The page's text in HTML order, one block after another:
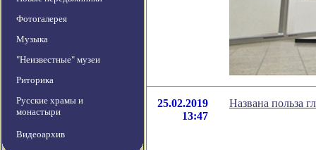
Фотогалерея
Музыка
"Неизвестные" музеи
Риторика
Русские храмы и
монастыри
Видеоархив
25.02.2019
13:47
Названа польза